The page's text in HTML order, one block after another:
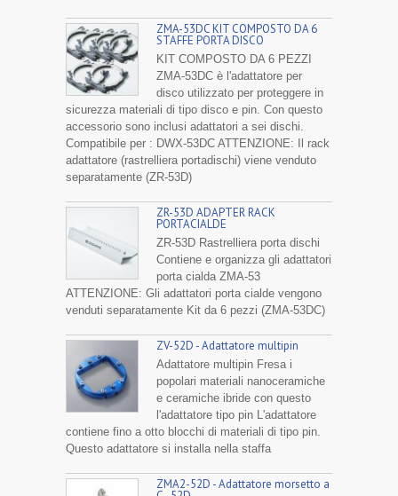
ZMA-53DC KIT COMPOSTO DA 6
STAFFE PORTA DISCO
KIT COMPOSTO DA 6 PEZZI
ZMA-53DC è l'adattatore per
disco utilizzato per proteggere in
sicurezza materiali di tipo disco e pin. Con questo
accessorio sono inclusi adattatori a sei dischi.
Compatibile per : DWX-53DC ATTENZIONE: Il rack
adattatore (rastrelliera portadischi) viene venduto
separatamente (ZR-53D)
ZR-53D ADAPTER RACK
PORTACIALDE
ZR-53D Rastrelliera porta dischi
Contiene e organizza gli adattatori
porta cialda ZMA-53
ATTENZIONE: Gli adattatori porta cialde vengono
venduti separatamente Kit da 6 pezzi (ZMA-53DC)
ZV-52D - Adattatore multipin
Adattatore multipin Fresa i
popolari materiali nanoceramiche
e ceramiche ibride con questo
l'adattatore tipo pin L'adattatore
contiene fino a otto blocchi di materiali di tipo pin.
Questo adattatore si installa nella staffa
ZMA2-52D - Adattatore morsetto a